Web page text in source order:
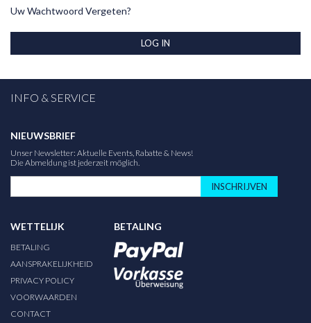
Uw Wachtwoord Vergeten?
LOG IN
INFO & SERVICE
NIEUWSBRIEF
Unser Newsletter: Aktuelle Events, Rabatte & News!
Die Abmeldung ist jederzeit möglich.
INSCHRIJVEN
WETTELIJK
BETALING
AANSPRAKELIJKHEID
PRIVACY POLICY
VOORWAARDEN
CONTACT
BETALING